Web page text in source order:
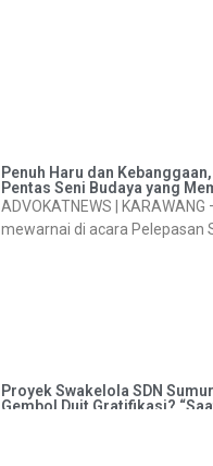
Penuh Haru dan
Pentas Seni Budaya yang
ADVOKATNEWS |
mewarnai di acara Pelepasan
Proyek Swakelola SDN
Gembol Duit Gratifikasi?